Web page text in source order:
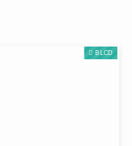
BLCD